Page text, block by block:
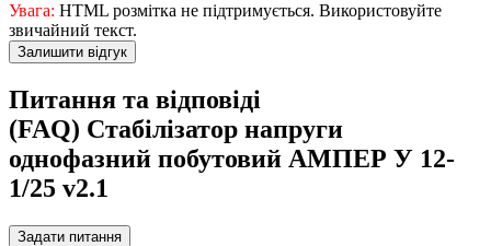
Увага: HTML розмітка не підтримується. Використовуйте
звичайний текст.
Залишити відгук
Питання та відповіді
(FAQ) Стабілізатор напруги
однофазний побутовий АМПЕР У 12-
1/25 v2.1
Задати питання